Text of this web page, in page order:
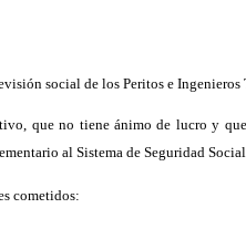
social de los Peritos e Ingenieros
que no tiene ánimo de lucro y
al Sistema de Seguridad
cometidos: